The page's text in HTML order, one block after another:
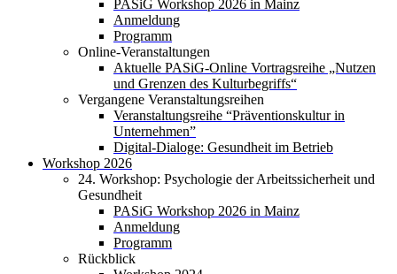
PASiG Workshop 2026 in Mainz
Anmeldung
Programm
Online-Veranstaltungen
Aktuelle PASiG-Online Vortragsreihe „Nutzen
und Grenzen des Kulturbegriffs“
Vergangene Veranstaltungsreihen
Veranstaltungsreihe “Präventionskultur in
Unternehmen”
Digital-Dialoge: Gesundheit im Betrieb
Workshop 2026
24. Workshop: Psychologie der Arbeitssicherheit und
Gesundheit
PASiG Workshop 2026 in Mainz
Anmeldung
Programm
Rückblick